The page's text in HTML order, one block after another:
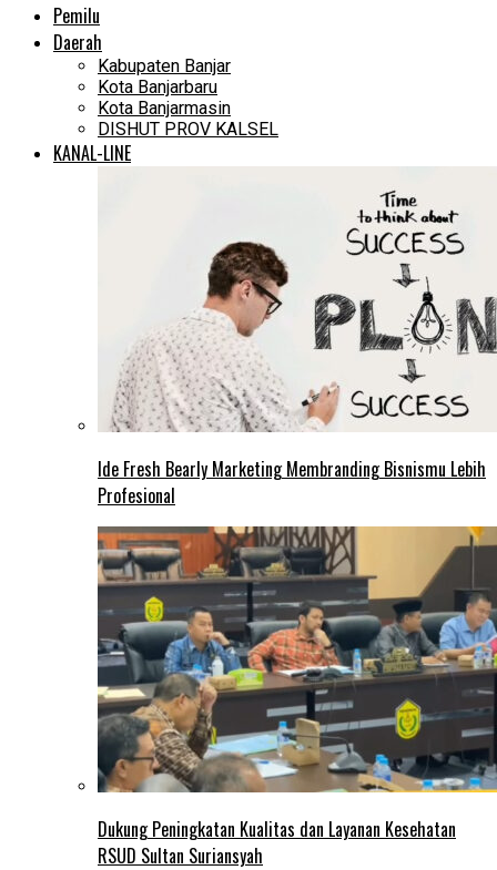
Pemilu
Daerah
Kabupaten Banjar
Kota Banjarbaru
Kota Banjarmasin
DISHUT PROV KALSEL
KANAL-LINE
Ide Fresh Bearly Marketing Membranding Bisnismu Lebih
Profesional
Dukung Peningkatan Kualitas dan Layanan Kesehatan
RSUD Sultan Suriansyah